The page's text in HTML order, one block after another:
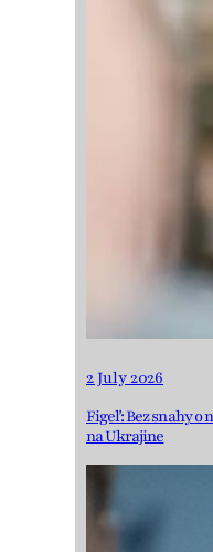
2 July 2026
Figeľ: Bez snahy o
na Ukrajine